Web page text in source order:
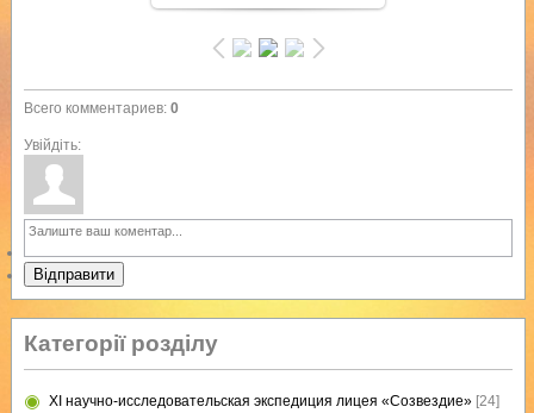
Всего комментариев: 0
Увійдіть:
Відправити
Категорії розділу
XI научно-исследовательская экспедиция лицея «Созвездие» [24]